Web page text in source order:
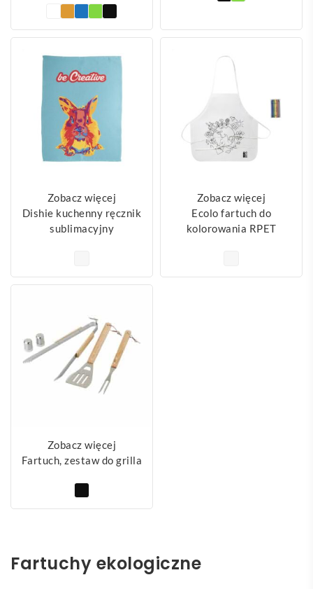
Zobacz więcej
Dishie kuchenny ręcznik
sublimacyjny
Zobacz więcej
Ecolo fartuch do
kolorowania RPET
Zobacz więcej
Fartuch, zestaw do grilla
Fartuchy ekologiczne